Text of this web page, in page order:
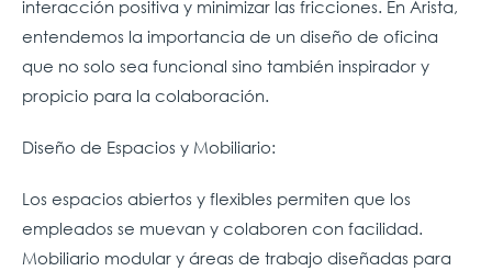
interacción positiva y minimizar las fricciones. En Arista,
entendemos la importancia de un diseño de oficina
que no solo sea funcional sino también inspirador y
propicio para la colaboración.
Diseño de Espacios y Mobiliario:
Los espacios abiertos y flexibles permiten que los
empleados se muevan y colaboren con facilidad.
Mobiliario modular y áreas de trabajo diseñadas para